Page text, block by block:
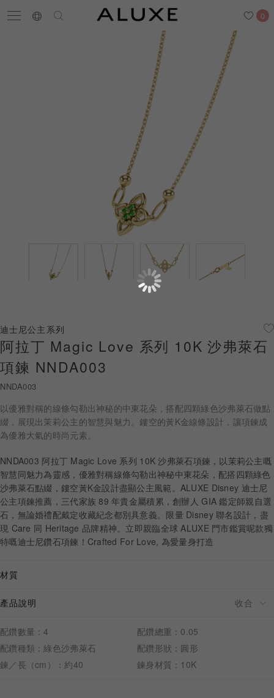
0
結婚戒指 嚴選鑽石
門市一覽
黃金金飾
關於ALUXE
最新消息
婚禮護照
線上購物
LANGUAGE
迪士尼公主系列
阿拉丁 Magic Love 系列 10K 沙弗萊石
項鍊 NNDA003
NNDA003
以優雅對稱的線條勾勒出神秘的中東花朵，搭配四顆綠色沙弗萊石做點
綴，展現出茉莉公主的智慧與魅力。鏤空的黃K金線條設計，讓項鍊成
為優雅大氣的時尚元素。
NNDA003 阿拉丁 Magic Love 系列 10K 沙弗萊石項鍊，以茉莉公主嘅
智慧同魅力為靈感，優雅對稱線條勾勒出神秘中東花朵，配搭四顆綠色
沙弗萊石點綴，鏤空黃K金設計盡顯公主風範。ALUXE Disney 迪士尼
公主項鍊推薦，三代家族 89 年貴金屬積累，創辦人 GIA 鑑定師親自選
石，無論婚禮配戴定收藏紀念都別具意義。限量 Disney 聯名設計，盡
現 Care 同 Heritage 品牌精神。立即親臨全球 ALUXE 門市鑑賞呢款獨
特嘅迪士尼鑽石項鍊！Crafted For Love, 為愛量身打造
材質
產品說明
配鑽數量：4
配鑽總重：0.05
配鑽種類：綠色沙弗萊石
配鑽形狀：圓形
鍊／長（cm）：約40
鍊身材質：10K